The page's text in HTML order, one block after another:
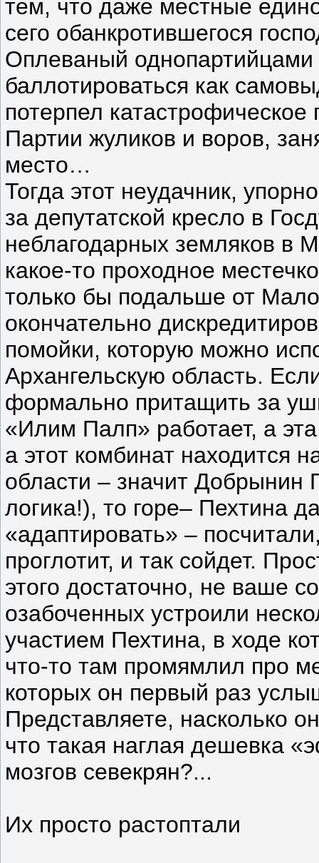
тем, что даже местные
сего обанкротившегося
Оплеваный
баллотироваться как
потерпел
Партии жуликов и воров,
место…
Тогда этот неудачник,
за депутатской кресло в
неблагодарных земляков в
какое-то проходное
только бы подальше от
окончательно
помойки, которую можно
Архангельскую область.
формально притащить за
«Илим Палп» работает, а
а этот комбинат находится
области – значит
логика!), то горе– Пехтина
«адаптировать» –
проглотит, и так сойдет.
этого достаточно, не ваше
озабоченных устроили
участием Пехтина, в ходе
что-то там промямлил про
которых он первый раз
Представляете, насколько
что такая наглая дешевка
мозгов севекрян?...
Их просто растоптали